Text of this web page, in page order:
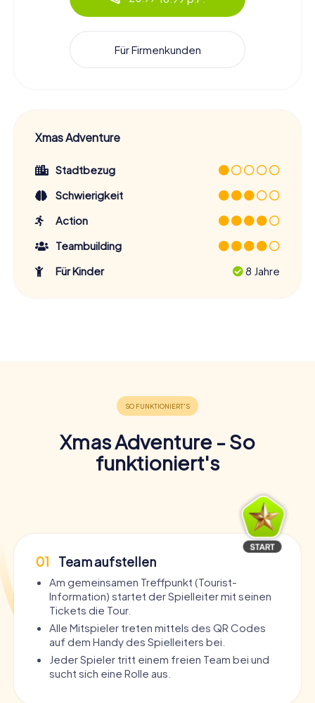
Für Firmenkunden
Xmas Adventure
Stadtbezug
Schwierigkeit
Action
Teambuilding
Für Kinder
8 Jahre
Xmas Adventure - So
funktioniert's
01 Team aufstellen
Am gemeinsamen Treffpunkt (Tourist-
Information) startet der Spielleiter mit seinen
Tickets die Tour.
Alle Mitspieler treten mittels des QR Codes
auf dem Handy des Spielleiters bei.
Jeder Spieler tritt einem freien Team bei und
sucht sich eine Rolle aus.